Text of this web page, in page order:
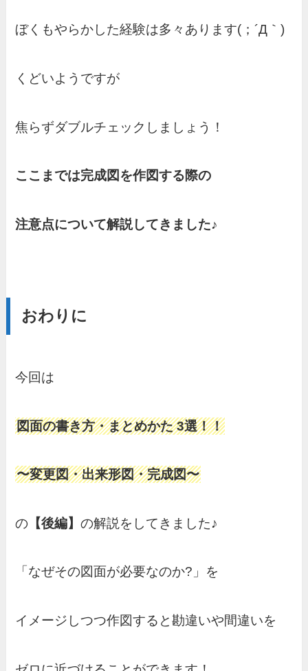
ぼくもやらかした経験は多々あります(；´Д｀)
くどいようですが
焦らずダブルチェックしましょう！
ここまでは完成図を作図する際の
注意点について解説してきました♪
おわりに
今回は
図面の書き方・まとめかた 3選！！
〜変更図・出来形図・完成図〜
の 【後編】の解説をしてきました♪
「なぜその図面が必要なのか?」を
イメージしつつ作図すると勘違いや間違いを